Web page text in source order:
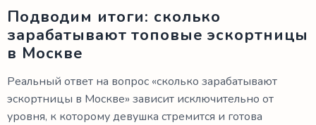
Подводим итоги: сколько
зарабатывают топовые эскортницы
в Москве
Реальный ответ на вопрос «сколько зарабатывают
эскортницы в Москве» зависит исключительно от
уровня, к которому девушка стремится и готова